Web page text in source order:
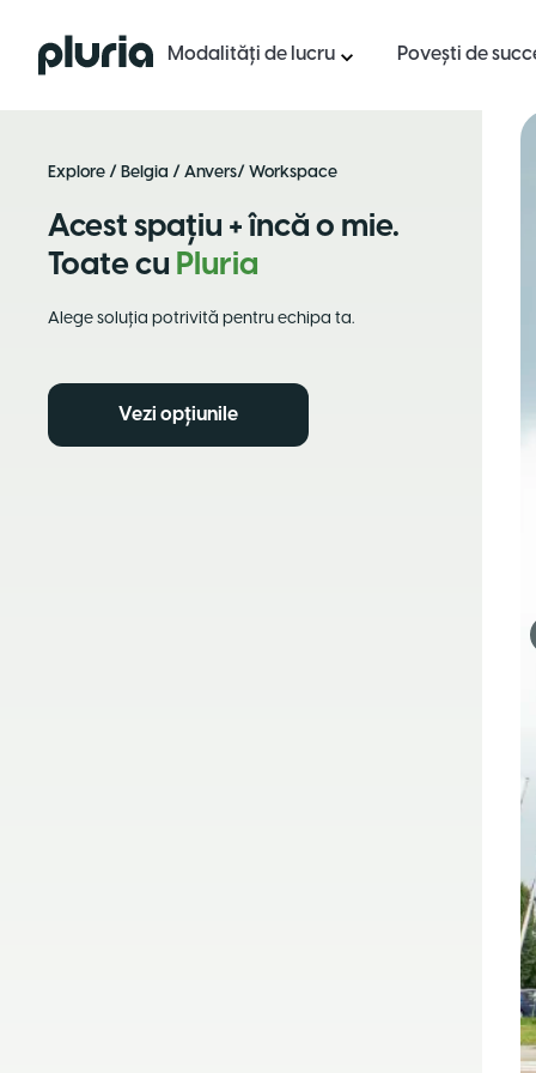
Logo Pluria Modalități de lucru Povești de
Explore / Belgia / Anvers/ Workspace
Acest spațiu + încă o mie.
Toate cu Pluria
Alege soluția potrivită pentru echipa ta.
Vezi opțiunile